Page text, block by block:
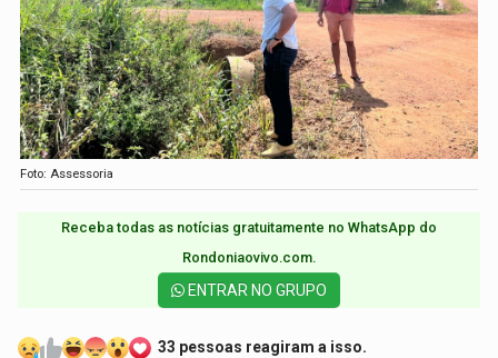
Foto: Assessoria
Receba todas as notícias gratuitamente no WhatsApp do
Rondoniaovivo.com.​
ENTRAR NO GRUPO
33 pessoas reagiram a isso.